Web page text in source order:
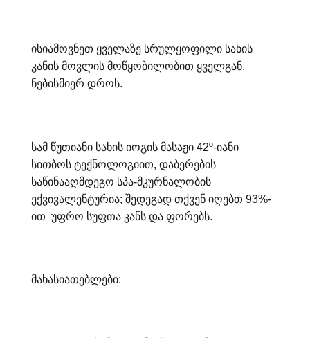
ისიამოვნეთ ყველაზე სრულყოფილი სახის
კანის მოვლის მოწყობილობით ყველგან,
ნებისმიერ დროს.
სამ წუთიანი სახის იოგის მასაჟი 42º-იანი
სითბოს ტექნოლოგიით, დაბერების
საწინააღმდეგო სპა-მკურნალობის
ექვივალენტურია; შედეგად თქვენ იღებთ 93%-
ით უფრო სუფთა კანს და ფორებს.
მახასიათებლები: